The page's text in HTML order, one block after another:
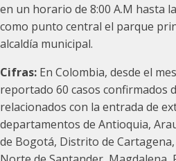
en un horario de 8:00 A.M hasta
como punto central el parque
alcaldía municipal.
Cifras: En Colombia, desde el
reportado 60 casos confirmados
relacionados con la entrada de
departamentos de Antioquia,
de Bogotá, Distrito de Cartagena,